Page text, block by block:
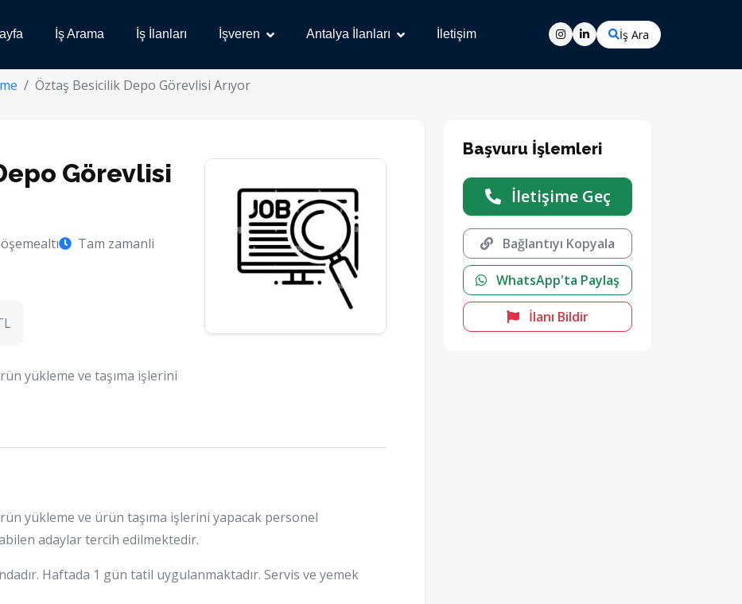
İş Arama İş İlanları İşveren Antalya İlanları İletişim İş Ara
Öztaş Besicilik Depo Görevlisi Arıyor
Görevlisi
Tam zamanli
yükleme ve taşıma işlerini
yükleme ve ürün taşıma işlerini yapacak personel
adaylar tercih edilmektedir.
Haftada 1 gün tatil uygulanmaktadır. Servis ve yemek
Başvuru İşlemleri
İletişime Geç
Bağlantıyı Kopyala
WhatsApp'ta Paylaş
İlanı Bildir